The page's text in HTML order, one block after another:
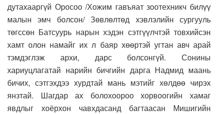
дутахааргүй Оросоо /Хожим гавъяат зоотехникч билүү
малын эмч болсон/ Зөвлөлтөд хэвлэлийн сургууль
төгссөн Батсуурь нарын хэдэн сэтгүүлчтэй товхийсэн
хамт олон намайг их л баяр хөөртэй угтан авч арай
тэмдэглэж архи, дарс болсонгүй. Сонины
хариуцлагатай нарийн бичгийн дарга Надмид маань
бичих, сэтгэхдээ хурдтай мань мэтийг хөлдөө чирэх
янзтай. Шагдар ах болохоороо хорвоогийн хамаг
явдлыг хоёрхон чавхдасанд багтаасан Мишигийн